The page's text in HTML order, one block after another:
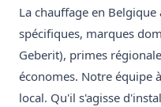
La chauffage en
spécifiques, marques
Geberit), primes
économes. Notre équipe
local. Qu'il s'agisse